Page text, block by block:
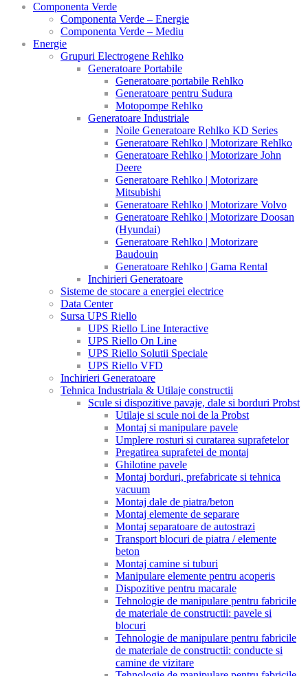
Componenta Verde
Componenta Verde – Energie
Componenta Verde – Mediu
Energie
Grupuri Electrogene Rehlko
Generatoare Portabile
Generatoare portabile Rehlko
Generatoare pentru Sudura
Motopompe Rehlko
Generatoare Industriale
Noile Generatoare Rehlko KD Series
Generatoare Rehlko | Motorizare Rehlko
Generatoare Rehlko | Motorizare John
Deere
Generatoare Rehlko | Motorizare
Mitsubishi
Generatoare Rehlko | Motorizare Volvo
Generatoare Rehlko | Motorizare Doosan
(Hyundai)
Generatoare Rehlko | Motorizare
Baudouin
Generatoare Rehlko | Gama Rental
Inchirieri Generatoare
Sisteme de stocare a energiei electrice
Data Center
Sursa UPS Riello
UPS Riello Line Interactive
UPS Riello On Line
UPS Riello Solutii Speciale
UPS Riello VFD
Inchirieri Generatoare
Tehnica Industriala & Utilaje constructii
Scule si dispozitive pavaje, dale si borduri Probst
Utilaje si scule noi de la Probst
Montaj si manipulare pavele
Umplere rosturi si curatarea suprafetelor
Pregatirea suprafetei de montaj
Ghilotine pavele
Montaj borduri, prefabricate si tehnica
vacuum
Montaj dale de piatra/beton
Montaj elemente de separare
Montaj separatoare de autostrazi
Transport blocuri de piatra / elemente
beton
Montaj camine si tuburi
Manipulare elemente pentru acoperis
Dispozitive pentru macarale
Tehnologie de manipulare pentru fabricile
de materiale de constructii: pavele si
blocuri
Tehnologie de manipulare pentru fabricile
de materiale de constructii: conducte si
camine de vizitare